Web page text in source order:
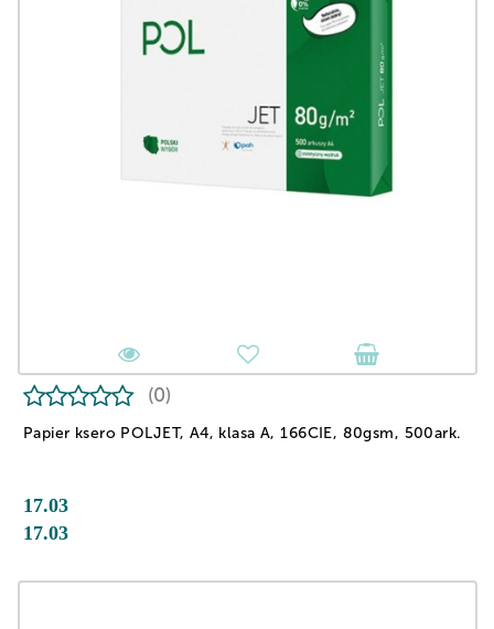
Papier ksero POLJET, A4, klasa A, 166CIE, 80gsm, 500ark.
(0)
17.03
17.03